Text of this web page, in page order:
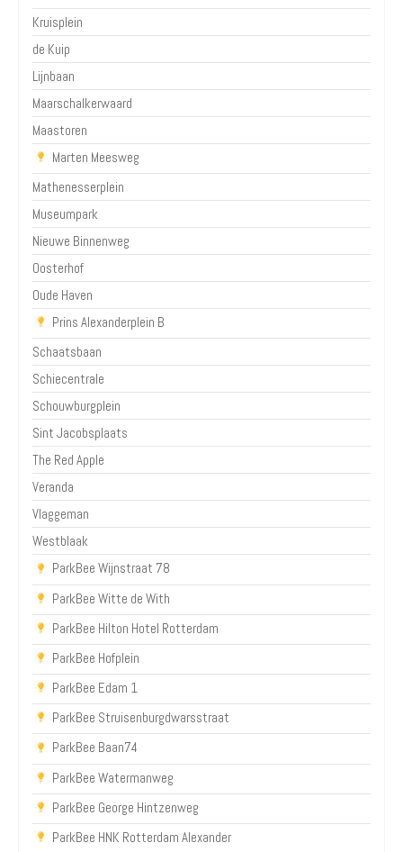
Kruisplein
de Kuip
Lijnbaan
Maarschalkerwaard
Maastoren
Marten Meesweg
Mathenesserplein
Museumpark
Nieuwe Binnenweg
Oosterhof
Oude Haven
Prins Alexanderplein B
Schaatsbaan
Schiecentrale
Schouwburgplein
Sint Jacobsplaats
The Red Apple
Veranda
Vlaggeman
Westblaak
ParkBee Wijnstraat 78
ParkBee Witte de With
ParkBee Hilton Hotel Rotterdam
ParkBee Hofplein
ParkBee Edam 1
ParkBee Struisenburgdwarsstraat
ParkBee Baan74
ParkBee Watermanweg
ParkBee George Hintzenweg
ParkBee HNK Rotterdam Alexander